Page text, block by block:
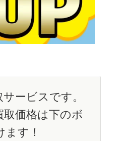
ービスです。
価格は下のボ
す！